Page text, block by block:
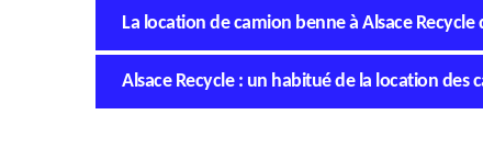
La location de camion benne à Alsace Recycle
Alsace Recycle : un habitué de la location des